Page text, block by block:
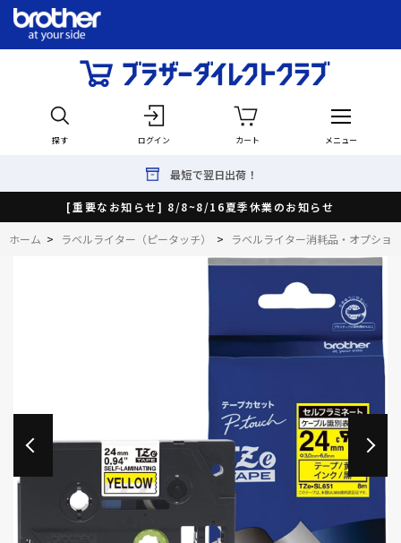
探す ログイン カート メニュー
最短で翌日出荷！
[重要なお知らせ] 8/8~8/16夏季休業のお知らせ
ホーム > ラベルライター（ピータッチ） > ラベルライター消耗品・オプショ